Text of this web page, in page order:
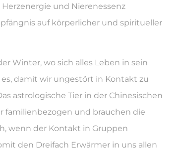
und Nierenessenz
auf körperlicher und spiritueller
Winter, wo sich alles Leben in sein
damit wir ungestört in Kontakt zu
astrologische Tier in der Chinesischen
familienbezogen und brauchen die
wenn der Kontakt in Gruppen
den Dreifach Erwärmer in uns allen